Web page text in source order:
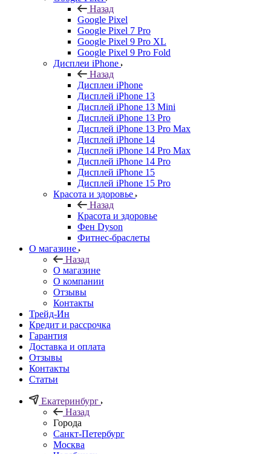
Назад
Google Pixel
Google Pixel 7 Pro
Google Pixel 9 Pro XL
Google Pixel 9 Pro Fold
Дисплеи iPhone
Назад
Дисплеи iPhone
Дисплей iPhone 13
Дисплей iPhone 13 Mini
Дисплей iPhone 13 Pro
Дисплей iPhone 13 Pro Max
Дисплей iPhone 14
Дисплей iPhone 14 Pro Max
Дисплей iPhone 14 Pro
Дисплей iPhone 15
Дисплей iPhone 15 Pro
Красота и здоровье
Назад
Красота и здоровье
Фен Dyson
Фитнес-браслеты
О магазине
Назад
О магазине
О компании
Отзывы
Контакты
Трейд-Ин
Кредит и рассрочка
Гарантия
Доставка и оплата
Отзывы
Контакты
Статьи
Екатеринбург
Назад
Города
Санкт-Петербург
Москва